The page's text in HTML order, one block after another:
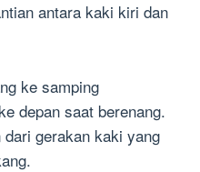
antara kaki kiri dan
ke samping
depan saat berenang.
gerakan kaki yang